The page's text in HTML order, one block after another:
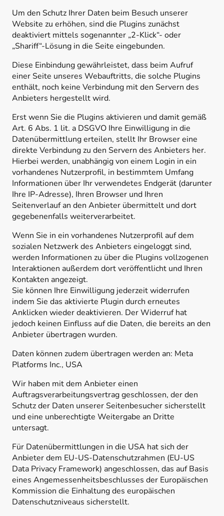
Um den Schutz Ihrer Daten beim Besuch unserer
Website zu erhöhen, sind die Plugins zunächst
deaktiviert mittels sogenannter „2-Klick“- oder
„Shariff“-Lösung in die Seite eingebunden.
Diese Einbindung gewährleistet, dass beim Aufruf
einer Seite unseres Webauftritts, die solche Plugins
enthält, noch keine Verbindung mit den Servern des
Anbieters hergestellt wird.
Erst wenn Sie die Plugins aktivieren und damit gemäß
Art. 6 Abs. 1 lit. a DSGVO Ihre Einwilligung in die
Datenübermittlung erteilen, stellt Ihr Browser eine
direkte Verbindung zu den Servern des Anbieters her.
Hierbei werden, unabhängig von einem Login in ein
vorhandenes Nutzerprofil, in bestimmtem Umfang
Informationen über Ihr verwendetes Endgerät (darunter
Ihre IP-Adresse), Ihren Browser und Ihren
Seitenverlauf an den Anbieter übermittelt und dort
gegebenenfalls weiterverarbeitet.
Wenn Sie in ein vorhandenes Nutzerprofil auf dem
sozialen Netzwerk des Anbieters eingeloggt sind,
werden Informationen zu über die Plugins vollzogenen
Interaktionen außerdem dort veröffentlicht und Ihren
Kontakten angezeigt.
Sie können Ihre Einwilligung jederzeit widerrufen
indem Sie das aktivierte Plugin durch erneutes
Anklicken wieder deaktivieren. Der Widerruf hat
jedoch keinen Einfluss auf die Daten, die bereits an den
Anbieter übertragen wurden.
Daten können zudem übertragen werden an: Meta
Platforms Inc., USA
Wir haben mit dem Anbieter einen
Auftragsverarbeitungsvertrag geschlossen, der den
Schutz der Daten unserer Seitenbesucher sicherstellt
und eine unberechtigte Weitergabe an Dritte
untersagt.
Für Datenübermittlungen in die USA hat sich der
Anbieter dem EU-US-Datenschutzrahmen (EU-US
Data Privacy Framework) angeschlossen, das auf Basis
eines Angemessenheitsbeschlusses der Europäischen
Kommission die Einhaltung des europäischen
Datenschutzniveaus sicherstellt.